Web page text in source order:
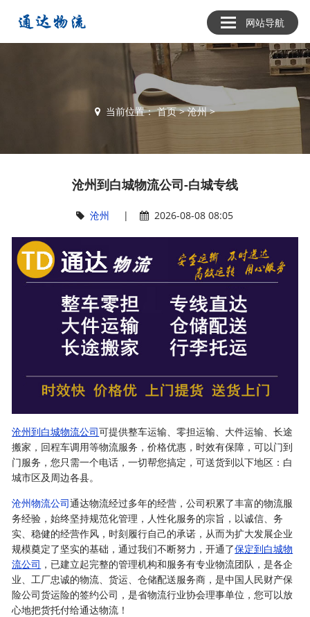
网站导航
当前位置：首页>沧州>
沧州到白城物流公司-白城专线
沧州 | 2026-08-08 08:05
沧州到白城物流公司可提供整车运输、零担运输、大件运输、长途
搬家，回程车调用等物流服务，价格优惠，时效有保障，可以门到
门服务，您只需一个电话，一切帮您搞定，可送货到以下地区：白
城市区及周边各县。
沧州物流公司通达物流经过多年的经营，公司积累了丰富的物流服
务经验，始终坚持规范化管理，人性化服务的宗旨，以诚信、务
实、稳健的经营作风，时刻履行自己的承诺，从而为扩大发展企业
规模奠定了坚实的基础，通过我们不断努力，开通了保定到白城物
流公司 ，已建立起完整的管理机构和服务有专业物流团队，是各企
业、工厂忠诚的物流、货运、仓储配送服务商，是中国人民财产保
险公司货运险的签约公司，是省物流行业协会理事单位，您可以放
心地把货托付给通达物流！